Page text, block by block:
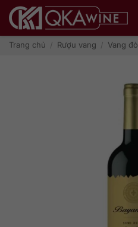
qua
dungTrang chủ / Rượu vang / Vang đỏ